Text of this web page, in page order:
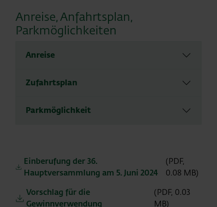
Anreise, Anfahrtsplan,
Parkmöglichkeiten
Anreise
Zufahrtsplan
Parkmöglichkeit
Einberufung der 36.
Hauptversammlung am 5. Juni 2024
(PDF,
0.08 MB)
Vorschlag für die
Gewinnverwendung
(PDF, 0.03
MB)